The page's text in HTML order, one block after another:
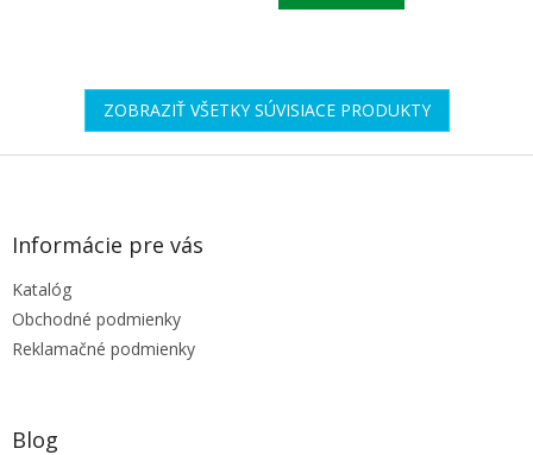
ZOBRAZIŤ VŠETKY SÚVISIACE PRODUKTY
Z
Informácie pre vás
Katalóg
Obchodné podmienky
Reklamačné podmienky
Blog